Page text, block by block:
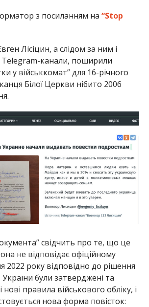
з посиланням на “Stop
Лісіцин, а слідом за ним і
Telegram-канали, поширили
у військкомат” для 16-річного
Білої Церкви нібито 2006
свідчить про те, що це
не відповідає офіційному
2022 року відповідно до рішення
були затверджені та
правила військового обліку, і
нова форма повісток: